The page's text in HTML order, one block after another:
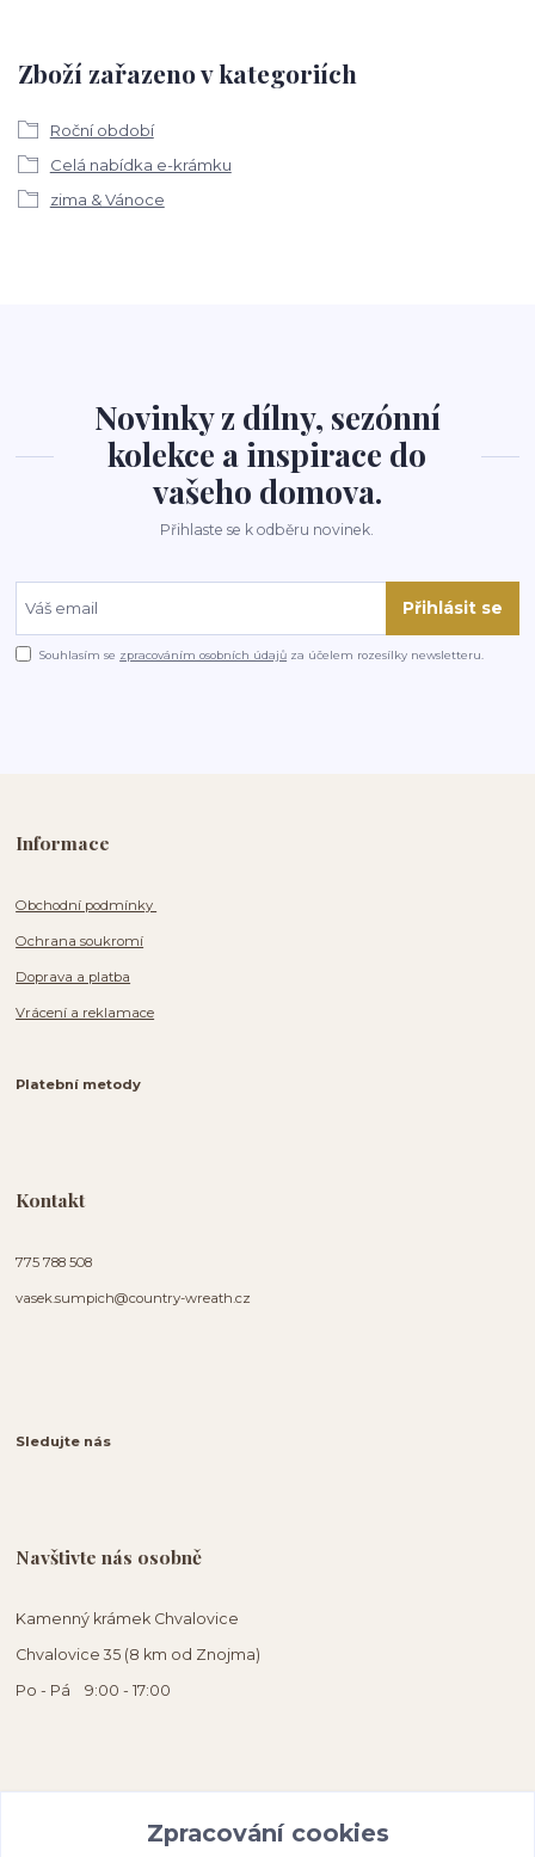
Zboží zařazeno v kategoriích
Roční období
Celá nabídka e-krámku
zima & Vánoce
Novinky z dílny, sezónní
kolekce a inspirace do
vašeho domova.
Přihlaste se k odběru novinek.
Přihlásit se
Souhlasím se zpracováním osobních údajů za účelem rozesílky newsletteru.
Informace
Obchodní podmínky
Ochrana soukromí
Doprava a platba
Vrácení a reklamace
Platební metody
Kontakt
775 788 508
vasek.sumpich@country-wreath.cz
Sledujte nás
Navštivte nás osobně
Kamenný krámek Chvalovice
Chvalovice 35 (8 km od Znojma)
Po - Pá 9:00 - 17:00
Zpracování cookies